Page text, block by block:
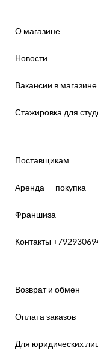
О магазине
Новости
Вакансии в магазине
Стажировка для
Поставщикам
Аренда — покупка
Франшиза
Контакты
Возврат и обмен
Оплата заказов
Для юридических